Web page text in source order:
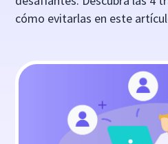
cómo evitarlas en este